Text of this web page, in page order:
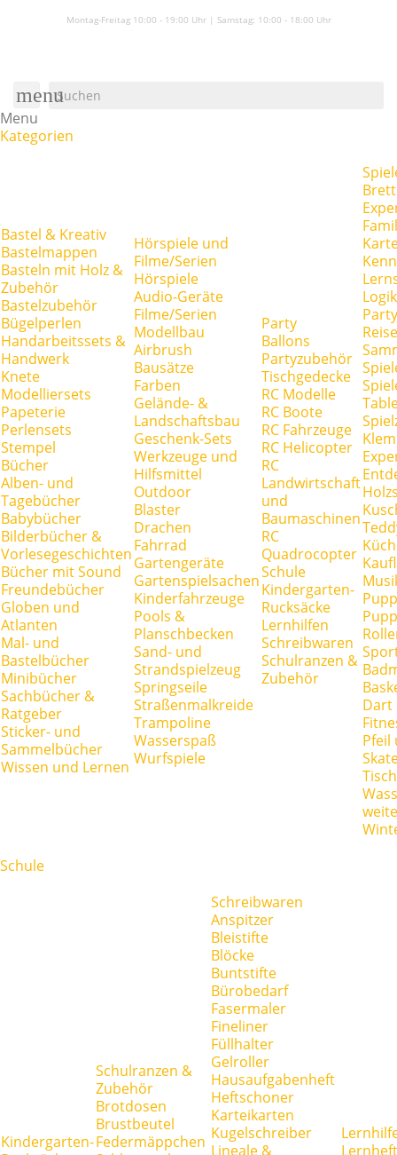
Montag-Freitag 10:00 - 19:00 Uhr | Samstag: 10:00 - 18:00 Uhr
menu
Menu
Kategorien
Bastel & Kreativ
Bastelmappen
Basteln mit Holz &
Zubehör
Bastelzubehör
Bügelperlen
Handarbeitssets &
Handwerk
Knete
Modelliersets
Papeterie
Perlensets
Stempel
Bücher
Alben- und
Tagebücher
Babybücher
Bilderbücher &
Vorlesegeschichten
Bücher mit Sound
Freundebücher
Globen und
Atlanten
Mal- und
Bastelbücher
Minibücher
Sachbücher &
Ratgeber
Sticker- und
Sammelbücher
Wissen und Lernen
Hörspiele und
Filme/Serien
Hörspiele
Audio-Geräte
Filme/Serien
Modellbau
Airbrush
Bausätze
Farben
Gelände- &
Landschaftsbau
Geschenk-Sets
Werkzeuge und
Hilfsmittel
Outdoor
Blaster
Drachen
Fahrrad
Gartengeräte
Gartenspielsachen
Kinderfahrzeuge
Pools &
Planschbecken
Sand- und
Strandspielzeug
Springseile
Straßenmalkreide
Trampoline
Wasserspaß
Wurfspiele
Party
Ballons
Partyzubehör
Tischgedecke
RC Modelle
RC Boote
RC Fahrzeuge
RC Helicopter
RC
Landwirtschaft
und
Baumaschinen
RC
Quadrocopter
Schule
Kindergarten-
Rucksäcke
Lernhilfen
Schreibwaren
Schulranzen &
Zubehör
Dart
Pfeil
Schule
Kindergarten-
Schulranzen &
Zubehör
Brotdosen
Brustbeutel
Federmäppchen
Schreibwaren
Anspitzer
Bleistifte
Blöcke
Buntstifte
Bürobedarf
Fasermaler
Fineliner
Füllhalter
Gelroller
Hausaufgabenheft
Heftschoner
Karteikarten
Kugelschreiber
Lineale &